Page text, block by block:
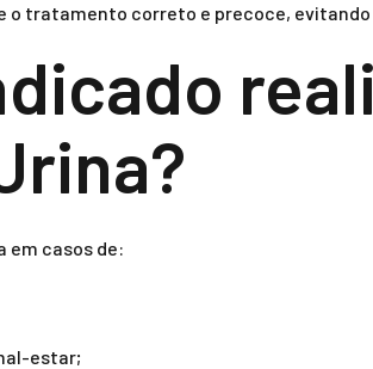
o tratamento correto e precoce,
em casos de:
estar;